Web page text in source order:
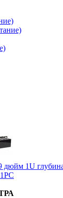
дюйм 1U